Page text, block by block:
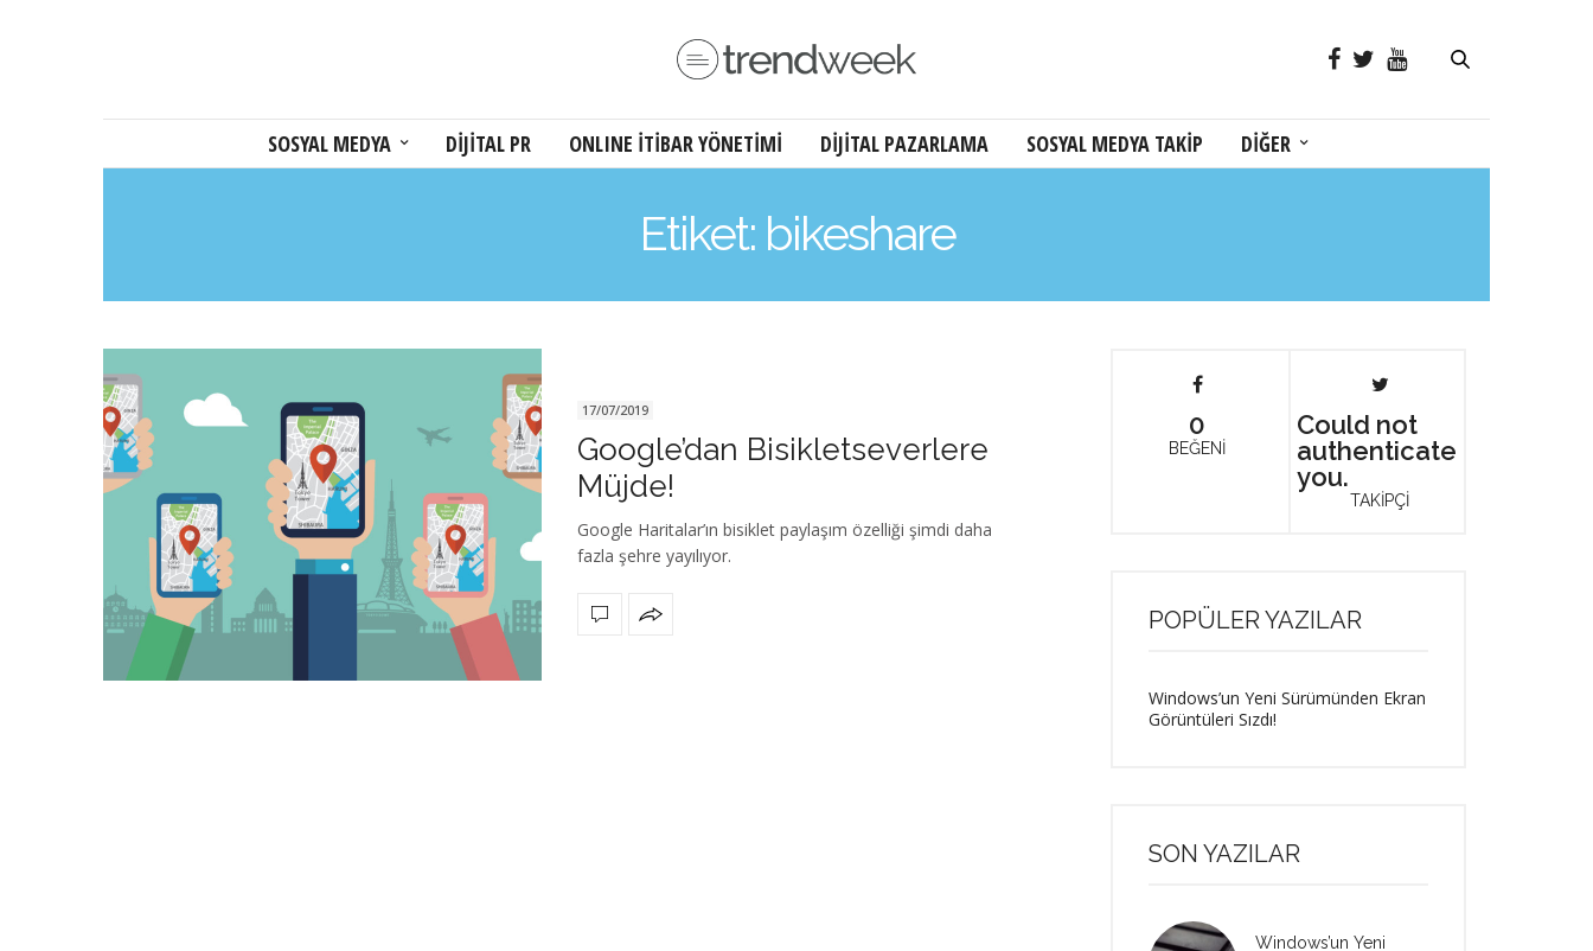
SOSYAL MEDYA DİJİTAL PR ONLINE İTİBAR YÖNETİMİ DİJİTAL PAZARLAMA SOSYAL MEDYA TAKİP DİĞER
Etiket: bikeshare
17/07/2019
Google’dan Bisikletseverlere
Müjde!
Google Haritalar’ın bisiklet paylaşım özelliği şimdi daha
fazla şehre yayılıyor.
0
BEĞENİ
Could not
authenticate
you.
TAKİPÇİ
POPÜLER YAZILAR
Windows’un Yeni Sürümünden Ekran
Görüntüleri Sızdı!
SON YAZILAR
Windows’un Yeni